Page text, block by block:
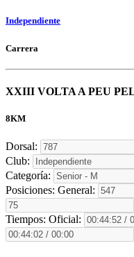
Independiente
Carrera
XXIII VOLTA A PEU
8KM
Dorsal:
Club:
Categoría:
Posiciones: General:
Tiempos: Oficial: